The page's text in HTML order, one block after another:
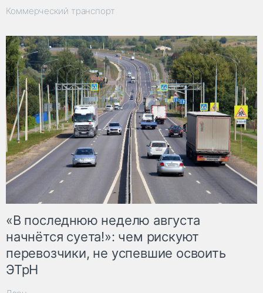
Коммерческий транспорт
«В последнюю неделю августа
начнётся суета!»: чем рискуют
перевозчики, не успевшие освоить
ЭТрН